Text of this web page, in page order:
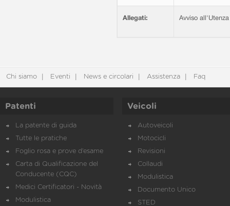
Allegati: Avviso
Chi siamo Eventi News e circolari Assistenza Faq
Patenti
La patente di guida
Tutte le pratiche
Foglio rosa e prove d’esame
Carta di Qualificazione del
Conducente (CQC)
Medici Certificatori - Novità
Modulistica
Veicoli
Autoveicoli
Motocicli
Revisioni
Collaudi
Modulistica
Documento Unico
STED